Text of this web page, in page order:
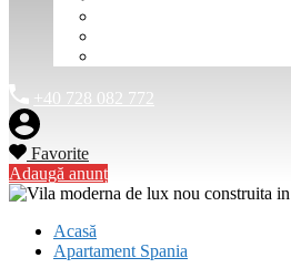
+40 728 082 772
Favorite
Adaugă anunț
Acasă
Apartament Spania